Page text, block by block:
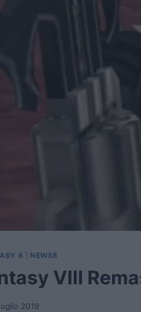
8 NEWS8
VIII
2019